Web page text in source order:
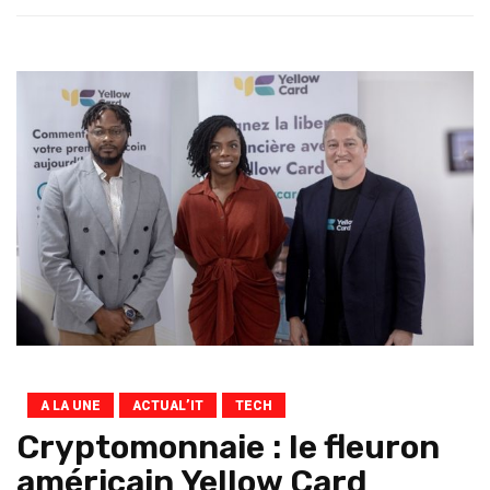
A LA UNE ACTUAL’IT TECH
Cryptomonnaie : le fleuron